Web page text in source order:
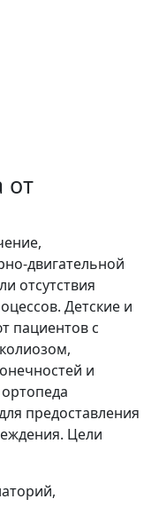
от
двигательной
отсутствия
Детские и
пациентов с
и
предоставления
Цели